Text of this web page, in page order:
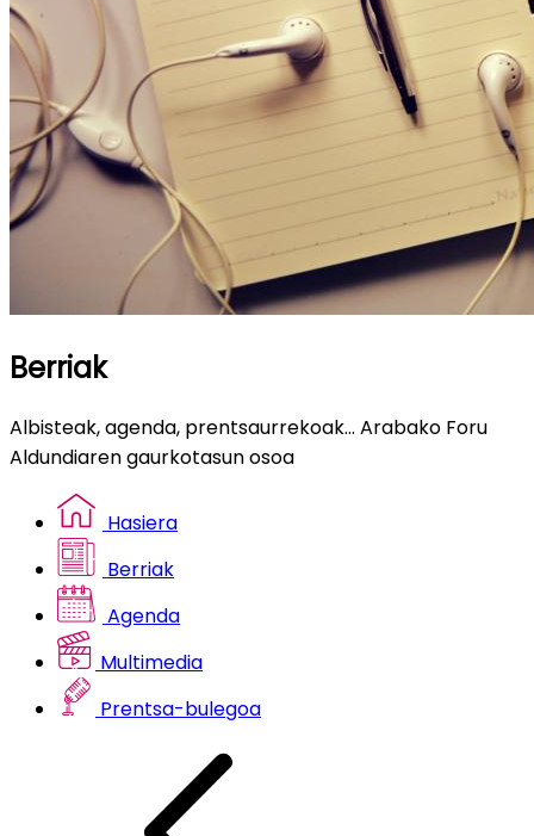
Berriak
Albisteak, agenda, prentsaurrekoak... Arabako Foru
Aldundiaren gaurkotasun osoa
Hasiera
Berriak
Agenda
Multimedia
Prentsa-bulegoa